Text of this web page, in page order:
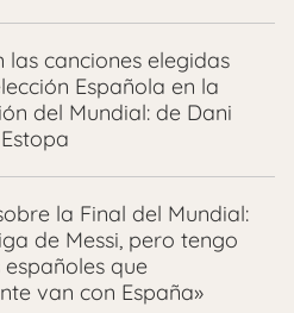
las canciones elegidas
Española en la
del Mundial: de Dani
la Final del Mundial:
de Messi, pero tengo
que
van con España»